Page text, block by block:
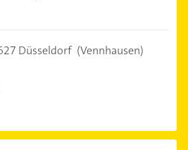
Düsseldorf (Vennhausen)